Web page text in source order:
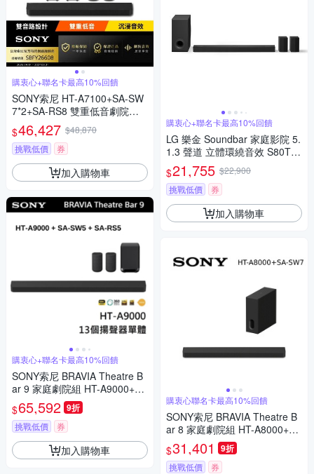
購衷心+聯名卡最高10%回饋
SONY索尼 HT-A7100+SA-SW
7*2+SA-RS8 雙重低音劇院組 B
ar 7 雙重低音劇院組
$46,427 $48,870
挑戰低價
券
加入購物車
購衷心+聯名卡最高10%回饋
SONY索尼 BRAVIA Theatre B
ar 9 家庭劇院組 HT-A9000+SA
-SW5+SA-RS5
$65,592 9折
挑戰低價 券
加入購物車
購衷心+聯名卡最高10%回饋
LG 樂金 Soundbar 家庭影院 5.
1.3 聲道 立體環繞音效 S80TR
(不含基本安裝)
$21,755 $22,900
挑戰低價
券
加入購物車
購衷心聯名卡最高10%回饋
SONY索尼 BRAVIA Theatre B
ar 8 家庭劇院組 HT-A8000+SA
-SW7
$31,401 9折
挑戰低價 券